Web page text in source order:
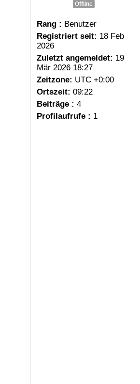
Offline
Rang : Benutzer
Registriert seit: 18 Feb
2026
Zuletzt angemeldet: 19
Mär 2026 18:27
Zeitzone: UTC +0:00
Ortszeit: 09:22
Beiträge : 4
Profilaufrufe : 1